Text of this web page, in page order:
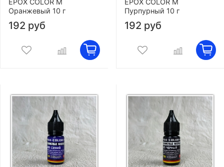
Оранжевый 10 г
192 руб
Пурпурный 10 г
192 руб